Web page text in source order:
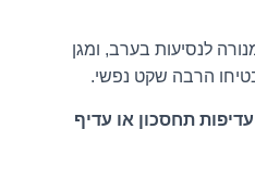
לנסיעות בערב, ומגן
הרבה שקט נפשי.
תחסכון או עדיף